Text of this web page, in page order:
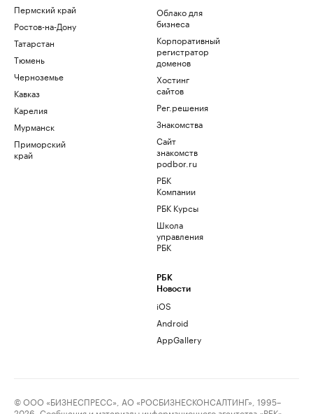
Пермский край
Ростов-на-Дону
Татарстан
Тюмень
Черноземье
Кавказ
Карелия
Мурманск
Приморский
край
Облако для
бизнеса
Корпоративный
регистратор
доменов
Хостинг
сайтов
Рег.решения
Знакомства
Сайт
знакомств
podbor.ru
РБК
Компании
РБК Курсы
Школа
управления
РБК
РБК
Новости
iOS
Android
AppGallery
© ООО «БИЗНЕСПРЕСС», АО «РОСБИЗНЕСКОНСАЛТИНГ», 1995–